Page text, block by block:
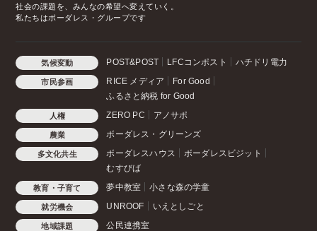
社会の課題を、みんなの希望へ変えていく。
私たちはボーダレス・グループです
気候変動 POST&POST LFCコンポスト ハチドリ電力
市民参画 RICE メディア
For Good
ふるさと納税 for Good
人権 ZERO PC アノサポ
農業 ボーダレス・グリーンズ
多文化共生 ボーダレスハウス
ボーダレスビジット
むすびば
教育・子育て 夢中教室 小さな森の学童
就労機会 UNROOF いえとしごと
地域課題 公民連携室